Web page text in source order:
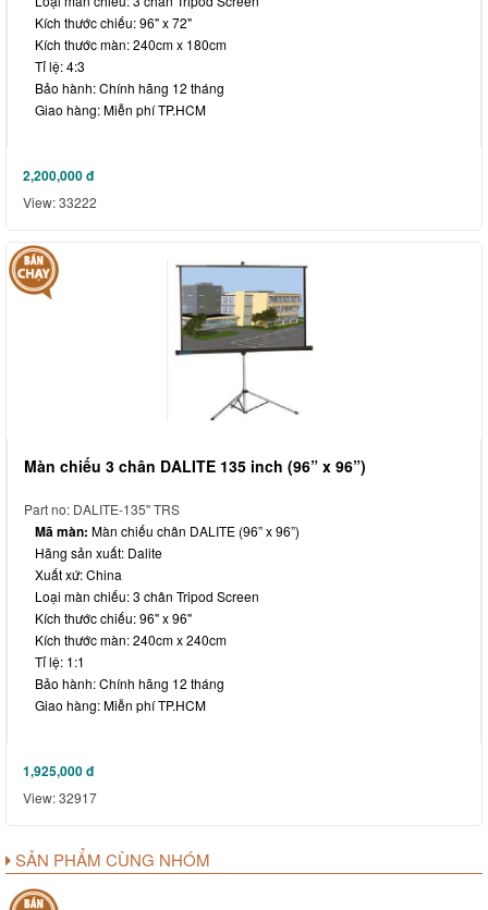
Kích thước chiếu: 96" x 72"
Kích thước màn: 240cm x 180cm
Tỉ lệ: 4:3
Bảo hành: Chính hãng 12 tháng
Giao hàng: Miễn phí TP.HCM
2,200,000đ
View: 33222
Màn chiếu 3 chân DALITE 135 inch (96” x 96”)
Part no: DALITE-135" TRS
Mã màn: Màn chiếu chân DALITE (96” x 96”)
Hãng sản xuất: Dalite
Xuất xứ: China
Loại màn chiếu: 3 chân Tripod Screen
Kích thước chiếu: 96" x 96"
Kích thước màn: 240cm x 240cm
Tỉ lệ: 1:1
Bảo hành: Chính hãng 12 tháng
Giao hàng: Miễn phí TP.HCM
1,925,000đ
View: 32917
SẢN PHẨM CÙNG NHÓM